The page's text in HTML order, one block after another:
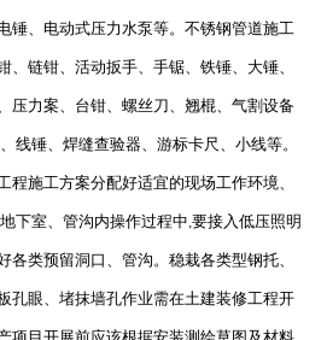
锤、电动式压力水泵等。不锈钢管道施工
、链钳、活动扳手、手锯、铁锤、大锤、
压力案、台钳、螺丝刀、翘棍、气割设备
线锤、焊缝查验器、游标卡尺、小线等。
程施工方案分配好适宜的现场工作环境、
下室、管沟内操作过程中 要接入低压照明
各类预留洞口、管沟。稳栽各类型钢托、
孔眼、堵抹墙孔作业需在土建装修工程开